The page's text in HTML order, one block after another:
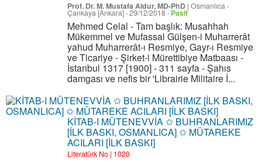
Prof. Dr. M. Mustafa Aldur, MD-PhD | Osmanlıca ·
Çankaya [Ankara] ·29/12/2018 · Pasif
Mehmed Celal - Tam başlık: Musahhah
Mükemmel ve Mufassal Gülşen-i Muharrerât
yahud Muharrerât-ı Resmiye, Gayr-ı Resmiye
ve Ticariye - Şirket-i Mürettibiye Matbaası -
İstanbul 1317 [1900] - 311 sayfa - Şahıs
damgası ve nefis bir 'Librairie Militaire İ...
KİTAB-I MÜTENEVVİA ✩ BUHRANLARIMIZ
[İLK BASKI, OSMANLICA] ✩ MÜTAREKE
ACILARI [İLK BASKI]
Literatürk No | 1020